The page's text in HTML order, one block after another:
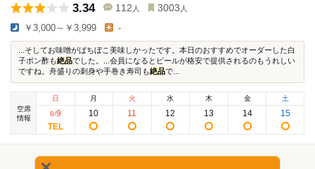
3.34 112 人 3003 人
￥3,000～￥3,999 -
...そしてお味噌がばちぼこ美味しかったです。本日のおすすめでオーダーした白
子ポン酢も絶品でした。...会員になるとビールが格安で提供されるのもうれしい
ですね。舟盛りの刺身や手巻き寿司も絶品で...
空席
情報
日
8/9
月
10
火
11
水
12
木
13
金
14
土
15